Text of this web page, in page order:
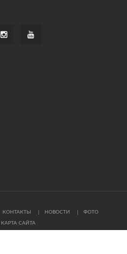
КОНТАКТЫ НОВОСТИ ФОТО
КАРТА САЙТА